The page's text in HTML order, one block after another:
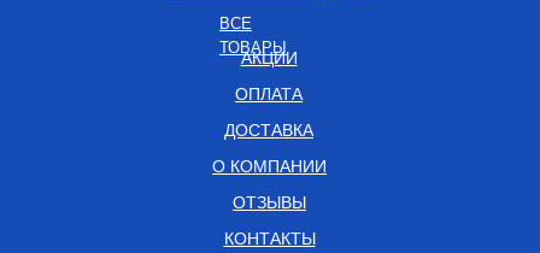
О КОМПАНИИ
КОНТАКТЫ
ОПЛАТА
АКЦИИ
ДОСТАВКА
ОТЗЫВЫ
ВСЕ
ТОВАРЫ